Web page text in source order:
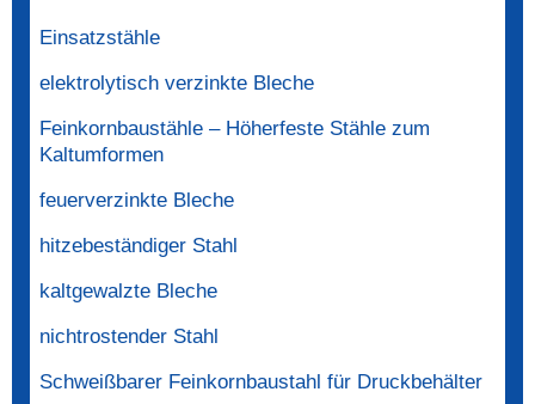
Einsatzstähle
elektrolytisch verzinkte Bleche
Feinkornbaustähle – Höherfeste Stähle zum
Kaltumformen
feuerverzinkte Bleche
hitzebeständiger Stahl
kaltgewalzte Bleche
nichtrostender Stahl
Schweißbarer Feinkornbaustahl für Druckbehälter